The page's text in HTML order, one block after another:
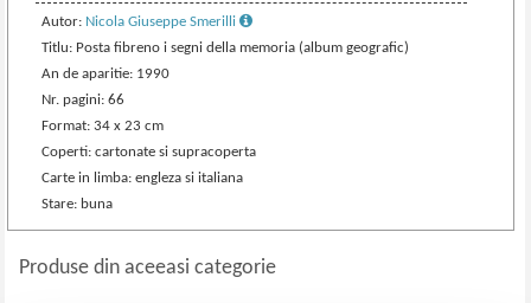
Autor: Nicola Giuseppe Smerilli
Titlu: Posta fibreno i segni della memoria (album geografic)
An de aparitie: 1990
Nr. pagini: 66
Format: 34 x 23 cm
Coperti: cartonate si supracoperta
Carte in limba: engleza si italiana
Stare: buna
Produse din aceeasi categorie